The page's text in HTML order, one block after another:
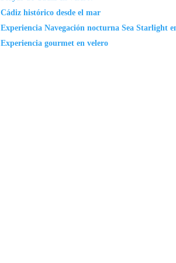
Cádiz histórico desde el mar
Experiencia Navegación nocturna Sea Starlight
Experiencia gourmet en velero